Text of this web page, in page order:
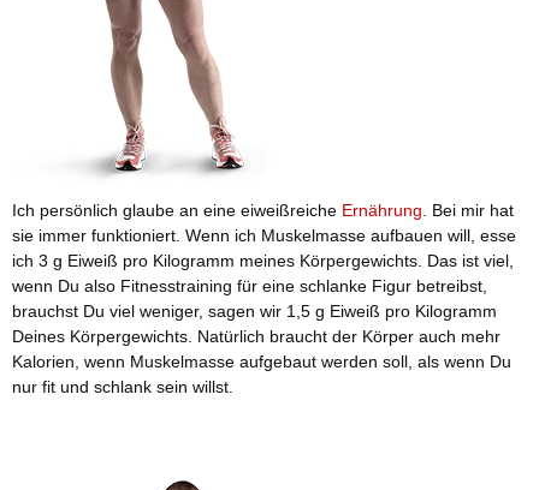
Ich persönlich glaube an eine eiweißreiche Ernährung . Bei mir hat
sie immer funktioniert. Wenn ich Muskelmasse aufbauen will, esse
ich 3 g Eiweiß pro Kilogramm meines Körpergewichts. Das ist viel,
wenn Du also Fitnesstraining für eine schlanke Figur betreibst,
brauchst Du viel weniger, sagen wir 1,5 g Eiweiß pro Kilogramm
Deines Körpergewichts. Natürlich braucht der Körper auch mehr
Kalorien, wenn Muskelmasse aufgebaut werden soll, als wenn Du
nur fit und schlank sein willst.